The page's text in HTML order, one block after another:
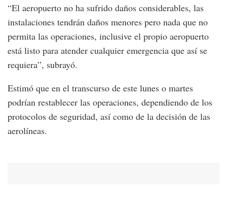
“El aeropuerto no ha sufrido daños considerables, las
instalaciones tendrán daños menores pero nada que no
permita las operaciones, inclusive el propio aeropuerto
está listo para atender cualquier emergencia que así se
requiera”, subrayó.
Estimó que en el transcurso de este lunes o martes
podrían restablecer las operaciones, dependiendo de los
protocolos de seguridad, así como de la decisión de las
aerolíneas.